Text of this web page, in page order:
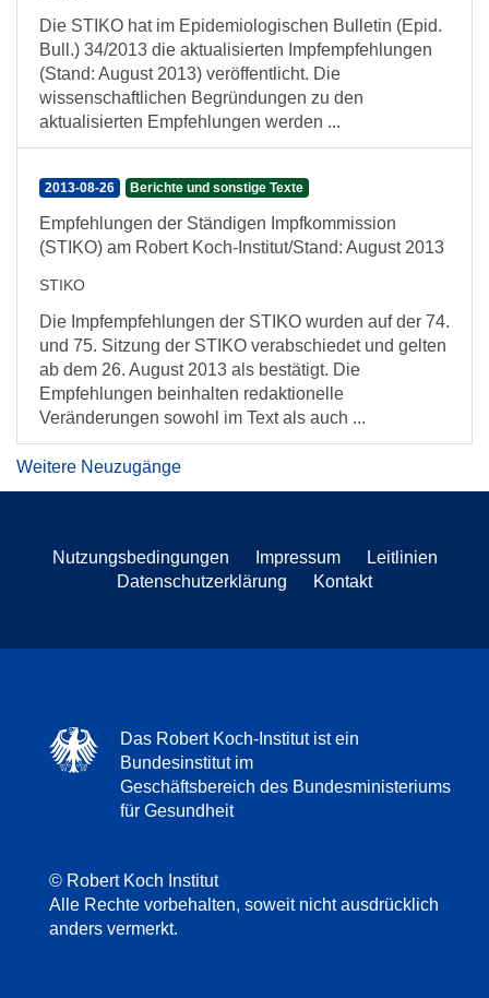
Die STIKO hat im Epidemiologischen Bulletin (Epid.
Bull.) 34/2013 die aktualisierten Impfempfehlungen
(Stand: August 2013) veröffentlicht. Die
wissenschaftlichen Begründungen zu den
aktualisierten Empfehlungen werden ...
2013-08-26 Berichte und sonstige Texte
Empfehlungen der Ständigen Impfkommission
(STIKO) am Robert Koch-Institut/Stand: August 2013
STIKO
Die Impfempfehlungen der STIKO wurden auf der 74.
und 75. Sitzung der STIKO verabschiedet und gelten
ab dem 26. August 2013 als bestätigt. Die
Empfehlungen beinhalten redaktionelle
Veränderungen sowohl im Text als auch ...
Weitere Neuzugänge
Nutzungsbedingungen Impressum
Leitlinien
Datenschutzerklärung
Kontakt
Das Robert Koch-Institut ist ein
Bundesinstitut im
Geschäftsbereich des Bundesministeriums
für Gesundheit
© Robert Koch Institut
Alle Rechte vorbehalten, soweit nicht ausdrücklich
anders vermerkt.